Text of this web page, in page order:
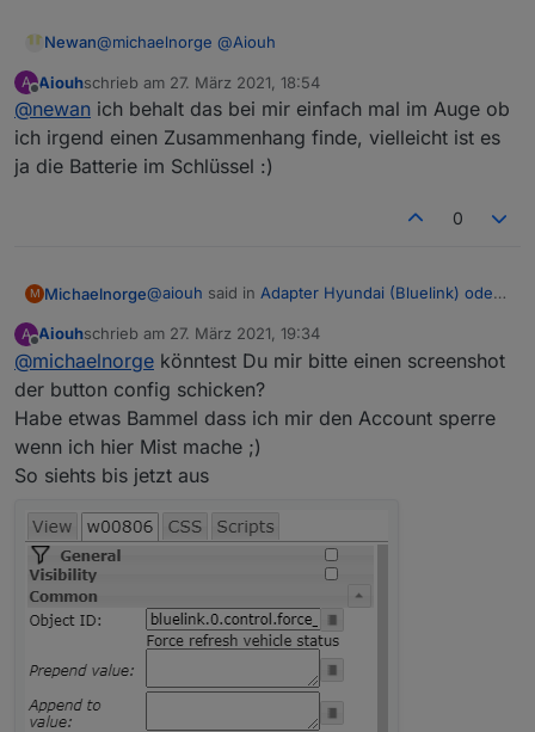
Newan@michaelnorge @Aiouh
Es wird ja als folgendes JSON übergeben:
    "battery": {
      "batSoc": 68,
      "batState": 0
somit hat es ja für mich was mit der Batterie zu tun.
A Aiouhschrieb am 27. März 2021, 18:54
zuletzt editiert von
@newan ich behalt das bei mir einfach mal im Auge ob
ich irgend einen Zusammenhang finde, vielleicht ist es
ja die Batterie im Schlüssel :)
0
M Michaelnorge@aiouh said in Adapter Hyundai (Bluelink) oder
Und noch ne Frage: Wie arbeite ich mit den
Controls? Ich habe versucht mit einem
toggle switch in der VIS einfach mal bei
"force refresh" ein true abzuschicken. War
wohl falsch gedacht, denn dann hagelt es
Fehlermeldungen mit "duplicate request".
Hatte das Problem auch.
Habe mich durchprobiert, mit dem simplen "jqui-
Button State" funktioniert es bei mir.
A
Offline
Aiouhschrieb am 27. März 2021, 19:34
zuletzt editiert von
@michaelnorge könntest Du mir bitte einen screenshot
der button config schicken?
Habe etwas Bammel dass ich mir den Account sperre
wenn ich hier Mist mache ;)
So siehts bis jetzt aus